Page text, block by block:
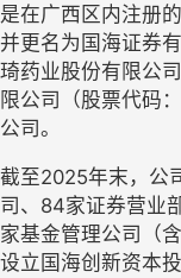
是在广西区内注册
并更名为国海证券
琦药业股份有限公
限公司（股票代码
公司。
截至2025年末，公
司、84家证券营业
家基金管理公司（
设立国海创新资本